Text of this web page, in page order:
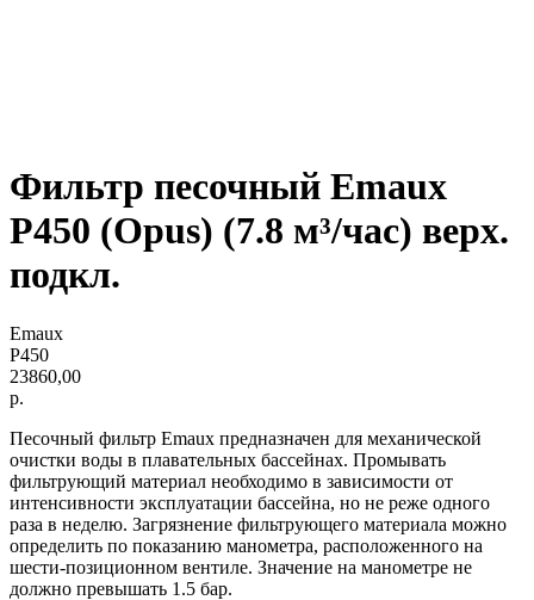
Фильтр песочный Emaux
P450 (Opus) (7.8 м³/час) верх.
подкл.
Emaux
P450
23860,00
р.
Песочный фильтр Emaux предназначен для механической
очистки воды в плавательных бассейнах. Промывать
фильтрующий материал необходимо в зависимости от
интенсивности эксплуатации бассейна, но не реже одного
раза в неделю. Загрязнение фильтрующего материала можно
определить по показанию манометра, расположенного на
шести-позиционном вентиле. Значение на манометре не
должно превышать 1.5 бар.